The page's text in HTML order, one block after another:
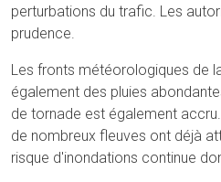
perturbations du trafic. Les
prudence.
Les fronts météorologiques de
également des pluies
de tornade est également
de nombreux fleuves ont déjà
risque d'inondations continue